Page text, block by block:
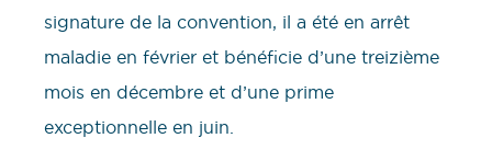
signature de la convention, il a été en arrêt
maladie en février et bénéficie d’une treizième
mois en décembre et d’une prime
exceptionnelle en juin.